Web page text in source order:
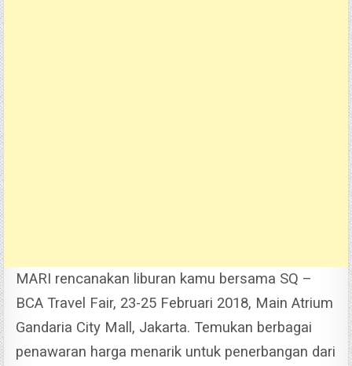
MARI rencanakan liburan kamu bersama SQ –
BCA Travel Fair, 23-25 Februari 2018, Main Atrium
Gandaria City Mall, Jakarta.Temukan berbagai
penawaran harga menarik untuk penerbangan dari